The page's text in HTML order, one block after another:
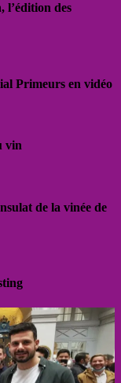
l’édition des
Primeurs en vidéo
vin
de la vinée de